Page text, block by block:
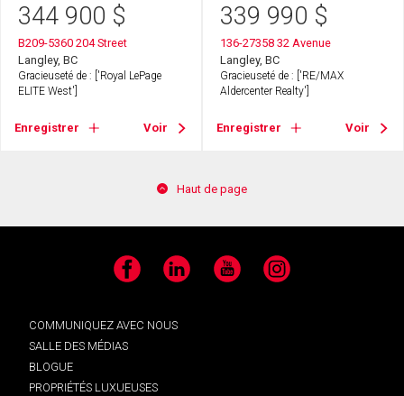
344 900 $
B209-5360 204 Street
Langley, BC
Gracieuseté de : ['Royal LePage
ELITE West']
Enregistrer Voir
339 990 $
136-27358 32 Avenue
Langley, BC
Gracieuseté de : ['RE/MAX
Aldercenter Realty']
Enregistrer Voir
Haut de page
Facebook LinkedIn YouTube Instagram
COMMUNIQUEZ AVEC NOUS
SALLE DES MÉDIAS
BLOGUE
PROPRIÉTÉS LUXUEUSES